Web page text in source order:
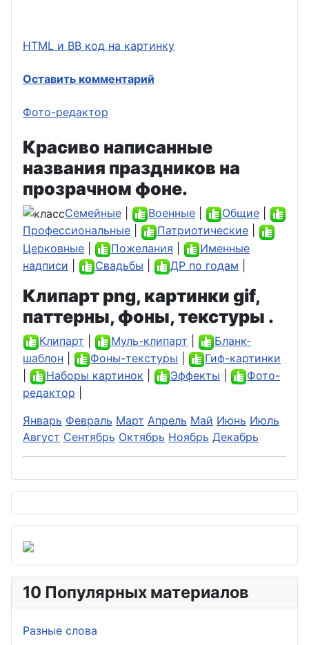
HTML и BB код на картинку
Оставить комментарий
Фото-редактор
Красиво написанные
названия праздников на
прозрачном фоне.
Семейные Военные Общие
Профессиональные
Патриотические
Церковные
Пожелания
Именные
надписи
Свадьбы ДР по годам
Клипарт png, картинки gif,
паттерны, фоны, текстуры .
Клипарт Муль-клипарт
Бланк-
шаблон
Фоны-текстуры
Гиф-картинки
Наборы картинок Эффекты
Фото-
редактор
Январь Февраль Март Апрель Май Июнь Июль
Август Сентябрь Октябрь Ноябрь Декабрь
10 Популярных материалов
Разные слова